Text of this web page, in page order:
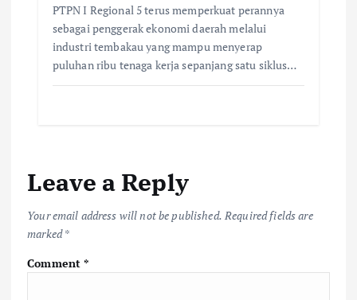
PTPN I Regional 5 terus memperkuat perannya
sebagai penggerak ekonomi daerah melalui
industri tembakau yang mampu menyerap
puluhan ribu tenaga kerja sepanjang satu siklus…
Leave a Reply
Your email address will not be published. Required fields are
marked*
Comment*